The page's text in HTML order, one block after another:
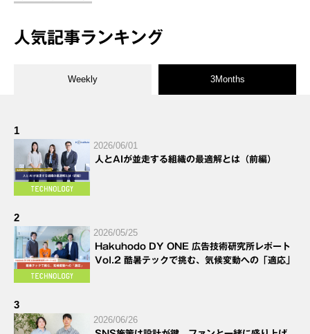
人気記事ランキング
Weekly 3Months
1
2026/06/01
人とAIが並走する組織の最適解とは（前編）
2
2026/05/25
Hakuhodo DY ONE 広告技術研究所レポート
Vol.2 酷暑テックで挑む、気候変動への「適応」
3
2026/06/26